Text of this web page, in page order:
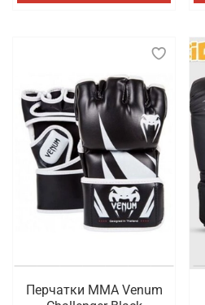
Перчатки ММА Venum